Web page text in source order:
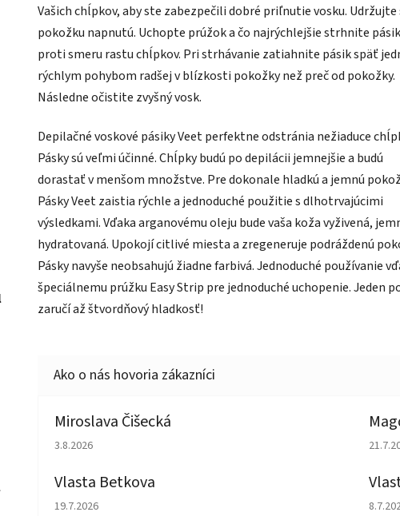
Vašich chĺpkov, aby ste zabezpečili dobré priľnutie vosku. Udržujte
pokožku napnutú. Uchopte prúžok a čo najrýchlejšie strhnite
proti smeru rastu chĺpkov. Pri strhávanie zatiahnite pásik späť
rýchlym pohybom radšej v blízkosti pokožky než preč od pokožky.
Následne očistite zvyšný vosk.
Depilačné voskové pásiky Veet perfektne odstránia nežiaduce
Pásky sú veľmi účinné. Chĺpky budú po depilácii jemnejšie a budú
dorastať v menšom množstve. Pre dokonale hladkú a jemnú
Pásky Veet zaistia rýchle a jednoduché použitie s dlhotrvajúcimi
výsledkami. Vďaka arganovému oleju bude vaša koža vyživená,
hydratovaná. Upokojí citlivé miesta a zregeneruje podráždenú
Pásky navyše neobsahujú žiadne farbivá. Jednoduché používanie
špeciálnemu prúžku Easy Strip pre jednoduché uchopenie. Jeden
zaručí až štvordňový hladkosť!
Miroslava Čišecká
Hodnotenie obchodu je 1 z 5 hviezdičiek.
3.8.2026
Vlasta Betkova
Hodnotenie obchodu je 5 z 5 hviezdičiek.
19.7.2026